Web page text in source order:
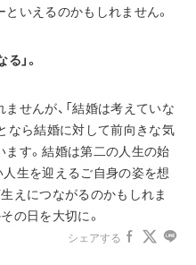
いえるのかもしれません。
」。
せんが、「結婚は考えていな
なら結婚に対して前向きな気
す。結婚は第二の人生の始
生を迎えるご自身の姿を想
えにつながるのかもしれま
の日を大切に。
シェアする